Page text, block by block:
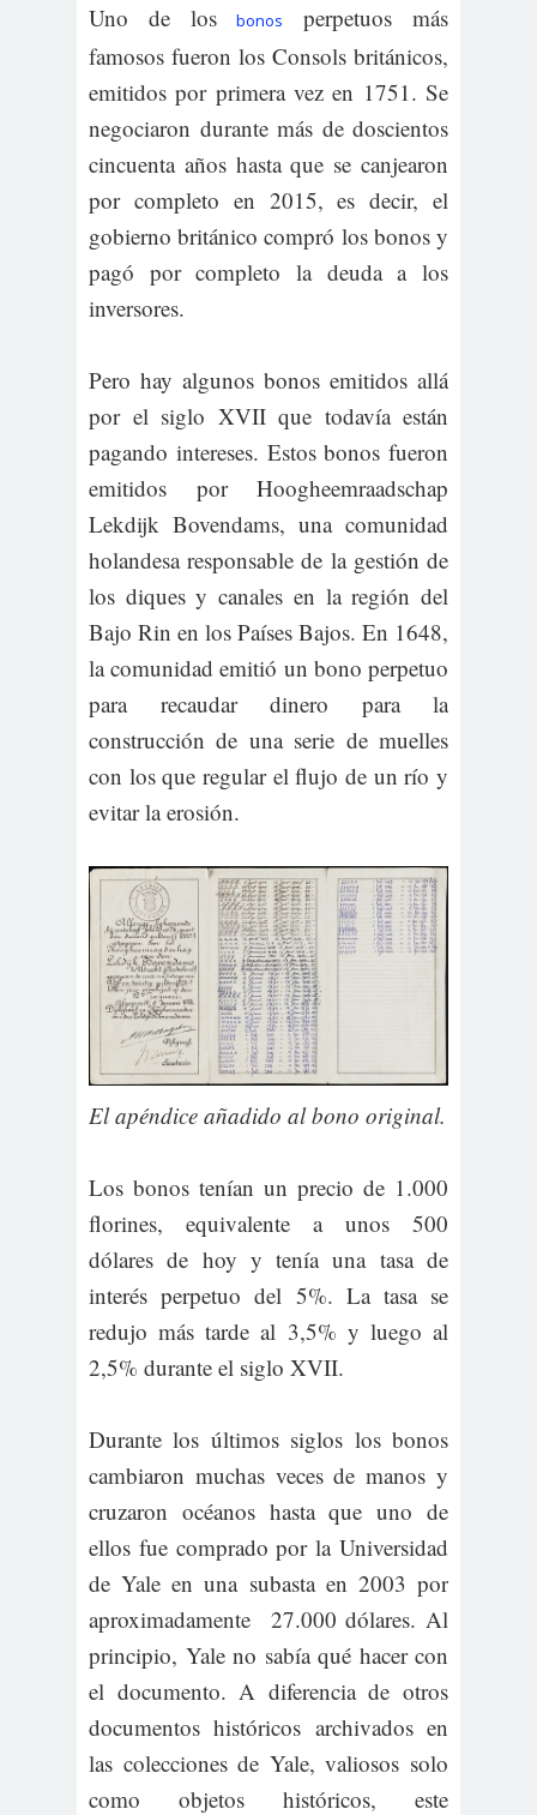
Uno de losbonos
perpetuos más
famosos fueron los Consols británicos,
emitidos por primera vez en 1751. Se
negociaron durante más de doscientos
cincuenta años hasta que se canjearon
por completo en 2015, es decir, el
gobierno británico compró los bonos y
pagó por completo la deuda a los
inversores.
Pero hay algunos bonos emitidos allá
por el siglo XVII que todavía están
pagando intereses. Estos bonos fueron
emitidos por Hoogheemraadschap
Lekdijk Bovendams, una comunidad
holandesa responsable de la gestión de
los diques y canales en la región del
Bajo Rin en los Países Bajos. En 1648,
la comunidad emitió un bono perpetuo
para recaudar dinero para la
construcción de una serie de muelles
con los que regular el flujo de un río y
evitar la erosión.
El apéndice añadido al bono original.
Los bonos tenían un precio de 1.000
florines, equivalente a unos 500
dólares de hoy y tenía una tasa de
interés perpetuo del 5%. La tasa se
redujo más tarde al 3,5% y luego al
2,5% durante el siglo XVII.
Durante los últimos siglos los bonos
cambiaron muchas veces de manos y
cruzaron océanos hasta que uno de
ellos fue comprado por la Universidad
de Yale en una subasta en 2003 por
aproximadamente 27.000 dólares. Al
principio, Yale no sabía qué hacer con
el documento. A diferencia de otros
documentos históricos archivados en
las colecciones de Yale, valiosos solo
como objetos históricos, este